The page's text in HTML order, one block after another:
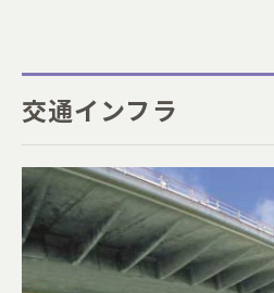
交通インフラ